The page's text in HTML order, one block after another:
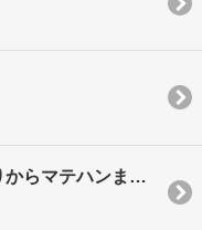
ビニールシート間仕切りからマテハンまで あらゆる用途に！